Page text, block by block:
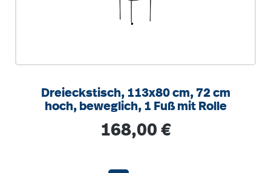
Dreieckstisch, 113x80 cm, 72 cm
hoch, beweglich, 1 Fuß mit Rolle
Regulärer Preis:
168,00 €